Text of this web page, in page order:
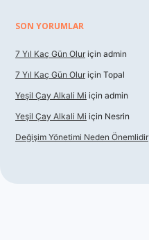
SON YORUMLAR
7 Yıl Kaç Gün Olur için admin
7 Yıl Kaç Gün Olur için Topal
Yeşil Çay Alkali Mi için admin
Yeşil Çay Alkali Mi için Nesrin
Değişim Yönetimi Neden Önemlidir